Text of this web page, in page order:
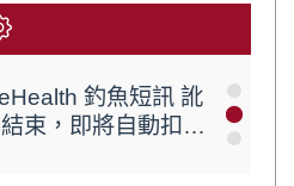
釣魚短訊 訛
束，即將自動扣